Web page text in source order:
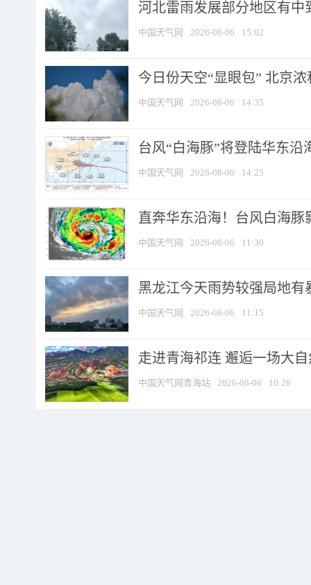
河北雷雨发展部分地区有中
中国天气网 2026-08-06 15:02
今日份天空“显眼包” 北京
中国天气网 2026-08-06 14:35
台风“白海豚”将登陆华东沿
中国天气网 2026-08-06 14:25
直奔华东沿海！台风白海豚
中国天气网 2026-08-06 11:30
黑龙江今天雨势较强局地有
中国天气网 2026-08-06 11:15
走进青海祁连 邂逅一场大
中国天气网青海站 2026-08-06 10:26